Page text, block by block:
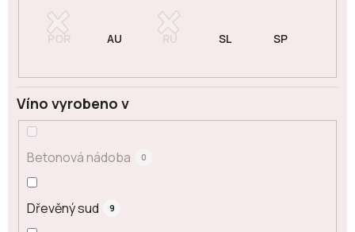
Víno vyrobeno v
Betonová nádoba 0
Dřevěný sud 9